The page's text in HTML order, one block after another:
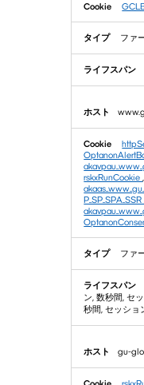
ファ
rskxRunCookie,
P_SP_SPA_SSR
ファ
ン, 数秒間, セ
秒間, セッショ
gu-